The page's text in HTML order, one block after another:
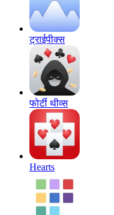
ट्राईपीक्स
फोर्टी थीव्स
Hearts